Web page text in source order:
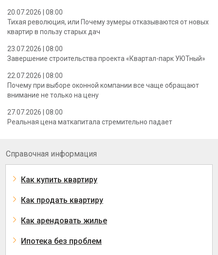
20.07.2026 | 08:00
Тихая революция, или Почему зумеры отказываются от новых
квартир в пользу старых дач
23.07.2026 | 08:00
Завершение строительства проекта «Квартал-парк УЮТный»
22.07.2026 | 08:00
Почему при выборе оконной компании все чаще обращают
внимание не только на цену
27.07.2026 | 08:00
Реальная цена маткапитала стремительно падает
Справочная информация
Как купить квартиру
Как продать квартиру
Как арендовать жилье
Ипотека без проблем